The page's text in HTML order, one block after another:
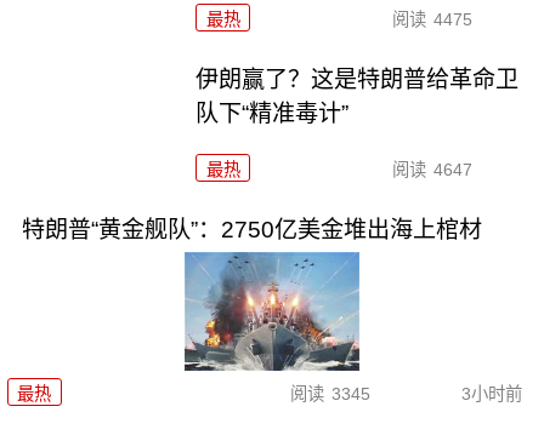
最热 阅读 4475
伊朗赢了？这是特朗普给革命卫
队下“精准毒计”
最热 阅读 4647
特朗普“黄金舰队”：2750亿美金堆出海上棺材
最热 阅读 3345 3小时前